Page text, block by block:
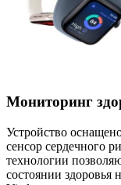
Мониторинг
Устройство
сенсор сердечного
технологии
состоянии здоровья